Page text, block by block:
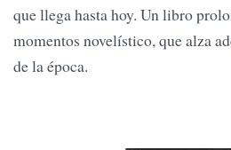
que llega hasta hoy. Un libro
momentos novelístico, que alza
de la época.